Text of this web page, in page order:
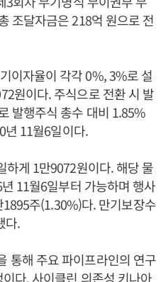
조달자금은 218억 원으로 전
이자율이 각각 0%, 3%로 설
원이다. 주식으로 전환 시 발
발행주식 총수 대비 1.85%
년 11월6일이다.
하게 1만9072원이다. 해당 물
11월6일부터 가능하며 행사
주(1.30%)다. 만기보장수
다.
통해 주요 파이프라인의 연구
다. 사이클린 의존성 키나아